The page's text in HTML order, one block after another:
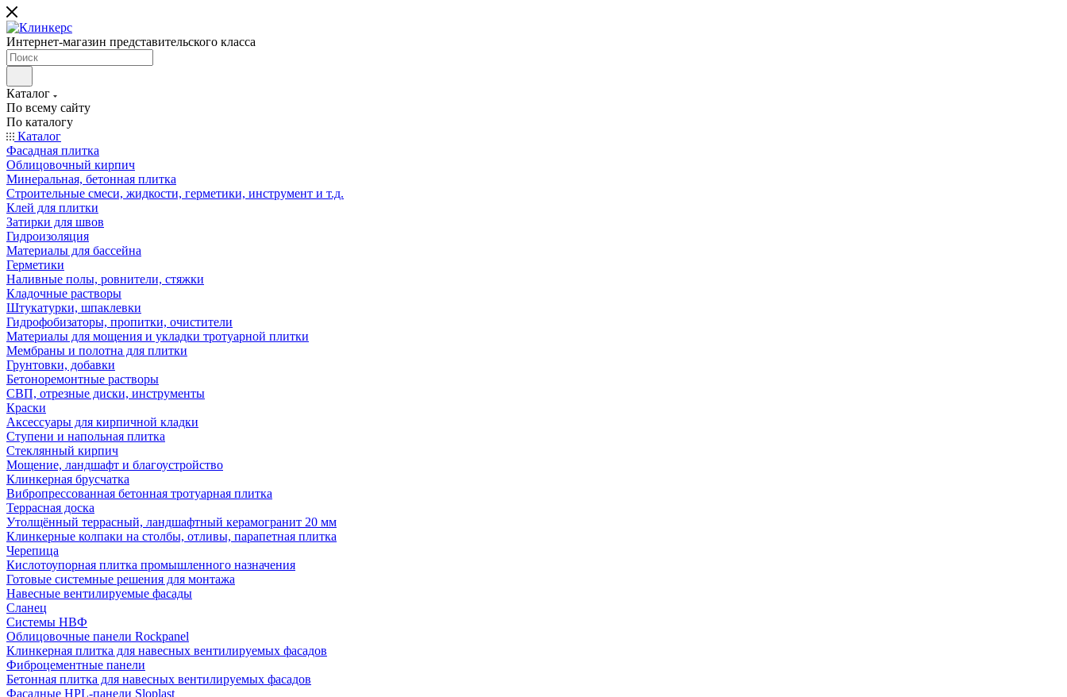
Интернет-магазин представительского класса
Каталог
По всему сайту
По каталогу
Каталог
Фасадная плитка
Облицовочный кирпич
Минеральная, бетонная плитка
Строительные смеси, жидкости, герметики, инструмент и т.д.
Клей для плитки
Затирки для швов
Гидроизоляция
Материалы для бассейна
Герметики
Наливные полы, ровнители, стяжки
Кладочные растворы
Штукатурки, шпаклевки
Гидрофобизаторы, пропитки, очистители
Материалы для мощения и укладки тротуарной плитки
Мембраны и полотна для плитки
Грунтовки, добавки
Бетоноремонтные растворы
СВП, отрезные диски, инструменты
Краски
Аксессуары для кирпичной кладки
Ступени и напольная плитка
Cтеклянный кирпич
Мощение, ландшафт и благоустройство
Клинкерная брусчатка
Вибропрессованная бетонная тротуарная плитка
Террасная доска
Утолщённый террасный, ландшафтный керамогранит 20 мм
Клинкерные колпаки на столбы, отливы, парапетная плитка
Черепица
Кислотоупорная плитка промышленного назначения
Готовые системные решения для монтажа
Навесные вентилируемые фасады
Сланец
Системы НВФ
Облицовочные панели Rockpanel
Клинкерная плитка для навесных вентилируемых фасадов
Фиброцементные панели
Бетонная плитка для навесных вентилируемых фасадов
Фасадные HPL-панели Sloplast